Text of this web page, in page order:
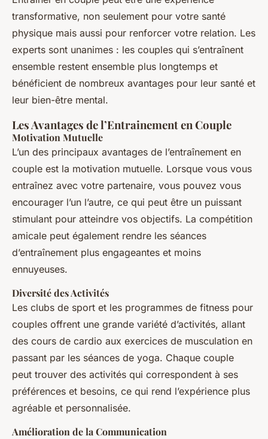
transformative, non seulement pour votre santé
physique mais aussi pour renforcer votre relation. Les
experts sont unanimes : les couples qui s’entraînent
ensemble restent ensemble plus longtemps et
bénéficient de nombreux avantages pour leur santé et
leur bien-être mental.
Les Avantages de l’Entrainement en Couple
Motivation Mutuelle
L’un des principaux avantages de l’entraînement en
couple est la motivation mutuelle. Lorsque vous vous
entraînez avec votre partenaire, vous pouvez vous
encourager l’un l’autre, ce qui peut être un puissant
stimulant pour atteindre vos objectifs. La compétition
amicale peut également rendre les séances
d’entraînement plus engageantes et moins
ennuyeuses.
Diversité des Activités
Les clubs de sport et les programmes de fitness pour
couples offrent une grande variété d’activités, allant
des cours de cardio aux exercices de musculation en
passant par les séances de yoga. Chaque couple
peut trouver des activités qui correspondent à ses
préférences et besoins, ce qui rend l’expérience plus
agréable et personnalisée.
Amélioration de la Communication